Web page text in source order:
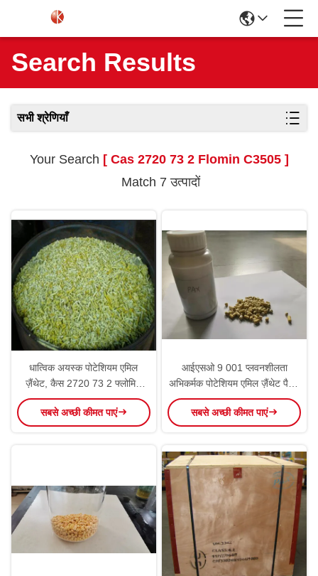
Search Results
सभी श्रेणियाँ
Your Search [ Cas 2720 73 2 Flomin C3505 ]
Match 7 उत्पादों
धात्विक अयस्क पोटेशियम एमिल
ज़ैंथेट, कैस 2720 73 2 फ्लोमिन
C3505
सबसे अच्छी कीमत पाएं
आईएसओ 9 001 प्लवनशीलता
अभिकर्मक पोटेशियम एमिल ज़ैंथेट पैक्स
90% गोली कैस 2720 73 2
सबसे अच्छी कीमत पाएं